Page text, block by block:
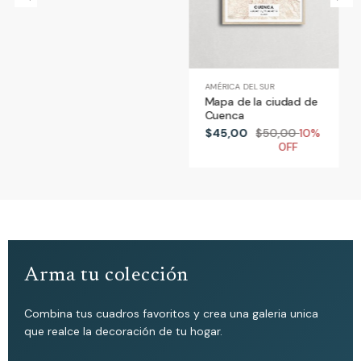
AMÉRICA DEL SUR
Mapa de la ciudad de
Cuenca
$45,00
$50,0010%
0FF
Arma tu colección
Combina tus cuadros favoritos y crea una galeria unica
que realce la decoración de tu hogar.